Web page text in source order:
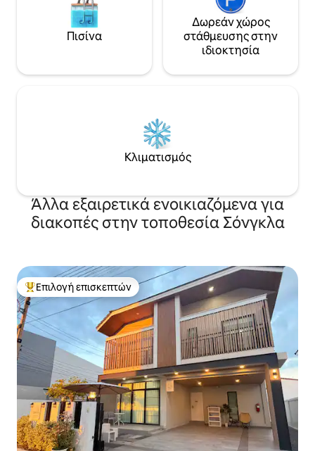
Πισίνα
Δωρεάν χώρος
στάθμευσης στην
ιδιοκτησία
Κλιματισμός
Άλλα εξαιρετικά ενοικιαζόμενα για
διακοπές στην τοποθεσία Σόνγκλα
Κορυφαία επιλογή επισκεπτών
Επιλογή επισκεπτών